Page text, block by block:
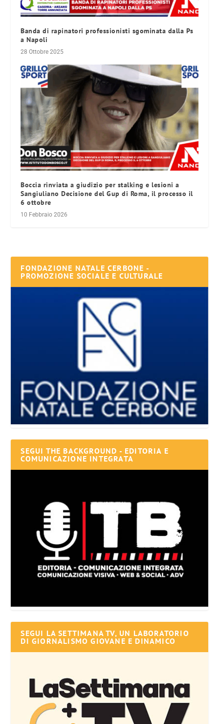
Banda di rapinatori professionisti sgominata dalla Ps
a Napoli
28 Ottobre 2025
Boccia rinviata a giudizio per stalking e lesioni a
Sangiuliano Decisione del Gup di Roma, il processo il
6 ottobre
10 Febbraio 2026
FONDAZIONE NATALE CERBONE -
PROMOZIONE SOCIALE E CULTURALE
SEGUI THE BACKGROUND - EDITORIA E
COMUNICAZIONE INTEGRATA
SEGUI LA SETTIMANA TV, UN LABORATORIO
DI GIORNALISMO GIOVANE E DINAMICO